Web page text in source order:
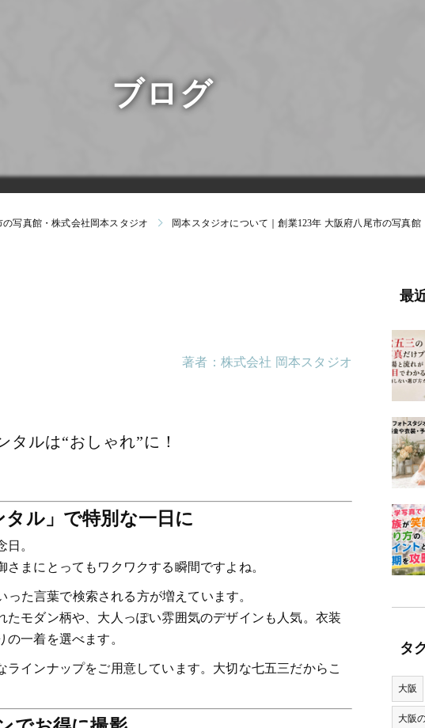
ブログ
の写真館・株式会社岡本スタジオ 岡本スタジオについて｜創業123年 大阪府八尾市の写真館
著者：株式会社 岡本スタジオ
タルは“おしゃれ”に！
ル」で特別な一日に
。
まにとってもワクワクする瞬間ですよね。
た言葉で検索される方が増えています。
モダン柄や、大人っぽい雰囲気のデザインも人気。衣装
一着を選べます。
インナップをご用意しています。大切な七五三だからこ
最
タ
大阪
大阪